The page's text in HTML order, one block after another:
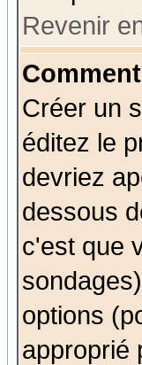
Revenir
Créer un
éditez le
devriez
dessous
c'est que
options
approprié